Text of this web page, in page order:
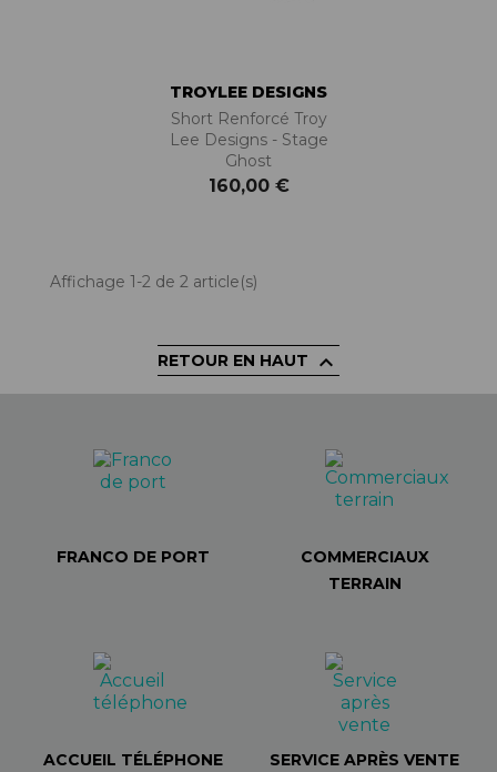
TROYLEE DESIGNS
Short Renforcé Troy
Lee Designs - Stage
Ghost
160,00 €
Affichage 1-2 de 2 article(s)
RETOUR EN HAUT 
FRANCO DE PORT
COMMERCIAUX
TERRAIN
ACCUEIL TÉLÉPHONE SERVICE APRÈS VENTE